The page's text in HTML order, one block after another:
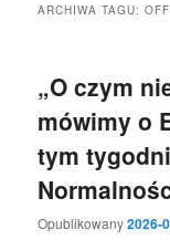
ARCHIWA TAGU:
„O czym
mówimy o
tym
Opublikowany2026-